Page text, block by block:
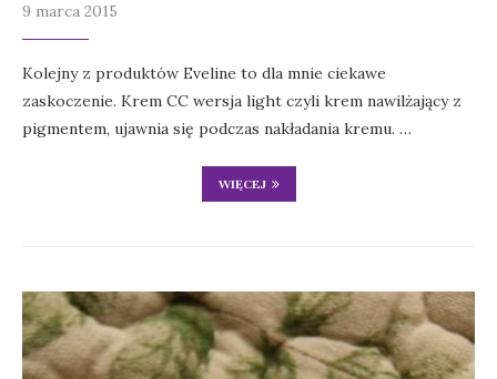
9 marca 2015
Kolejny z produktów Eveline to dla mnie ciekawe
zaskoczenie. Krem CC wersja light czyli krem nawilżający z
pigmentem, ujawnia się podczas nakładania kremu. …
WIĘCEJ